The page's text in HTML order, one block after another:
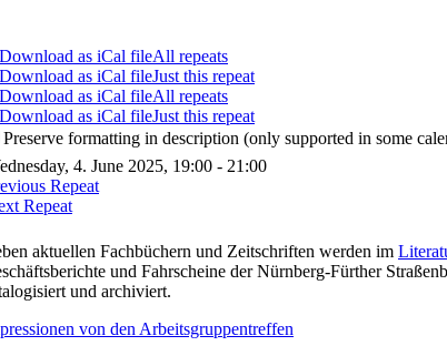
All repeats
Just this repeat
All repeats
Just this repeat
Preserve formatting in description (only supported in some
4. June 2025, 19:00 - 21:00
Repeat
Repeat
aktuellen Fachbüchern und Zeitschriften werden im
und Fahrscheine der Nürnberg-Fürther
und archiviert.
von den Arbeitsgruppentreffen